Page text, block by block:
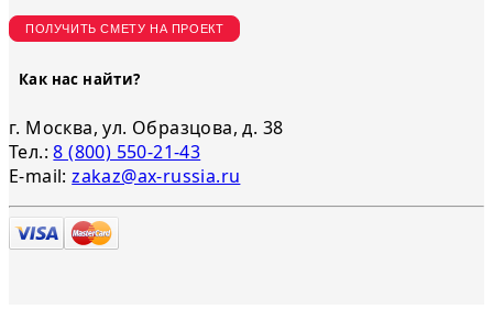
ПОЛУЧИТЬ СМЕТУ НА ПРОЕКТ
Как нас найти?
г. Москва, ул. Образцова, д. 38
Тел.:8 (800) 550-21-43
E-mail:zakaz@ax-russia.ru